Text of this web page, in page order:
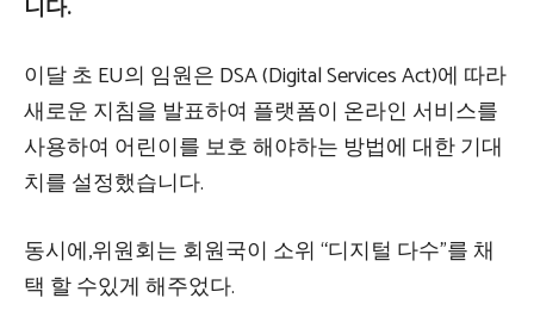
니다.
이달 초 EU의 임원은 DSA (Digital Services Act)에 따라
새로운 지침을 발표하여 플랫폼이 온라인 서비스를
사용하여 어린이를 보호 해야하는 방법에 대한 기대
치를 설정했습니다.
동시에,위원회는 회원국이 소위 “디지털 다수”를 채
택 할 수있게 해주었다.